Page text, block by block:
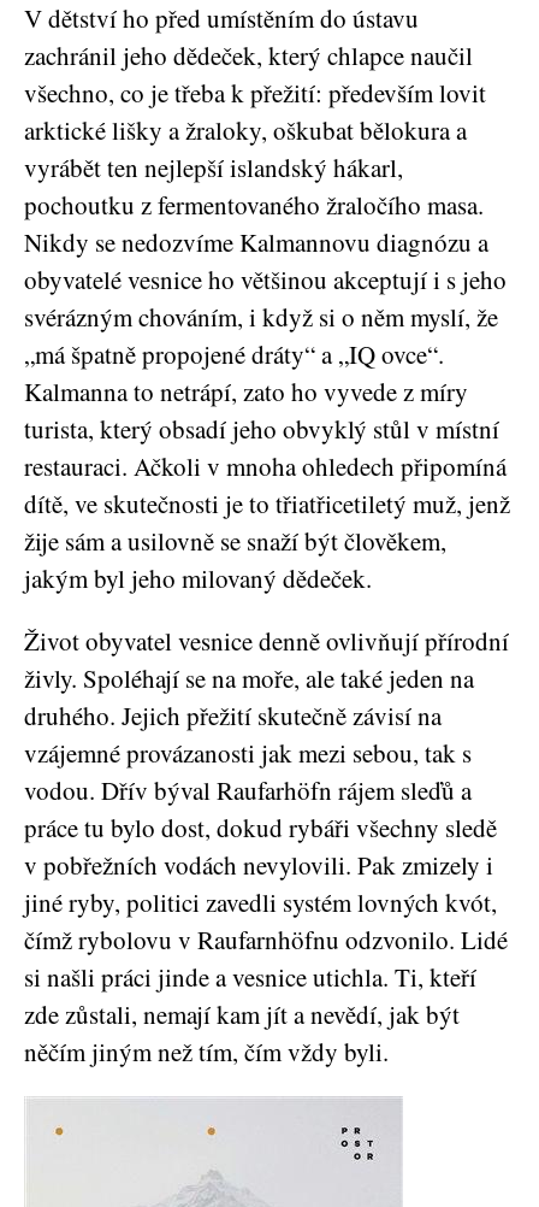
V dětství ho před umístěním do ústavu
zachránil jeho dědeček, který chlapce naučil
všechno, co je třeba k přežití: především lovit
arktické lišky a žraloky, oškubat bělokura a
vyrábět ten nejlepší islandský hákarl,
pochoutku z fermentovaného žraločího masa.
Nikdy se nedozvíme Kalmannovu diagnózu a
obyvatelé vesnice ho většinou akceptují i s jeho
svérázným chováním, i když si o něm myslí, že
„má špatně propojené dráty“ a „IQ ovce“.
Kalmanna to netrápí, zato ho vyvede z míry
turista, který obsadí jeho obvyklý stůl v místní
restauraci. Ačkoli v mnoha ohledech připomíná
dítě, ve skutečnosti je to třiatřicetiletý muž, jenž
žije sám a usilovně se snaží být člověkem,
jakým byl jeho milovaný dědeček.
Život obyvatel vesnice denně ovlivňují přírodní
živly. Spoléhají se na moře, ale také jeden na
druhého. Jejich přežití skutečně závisí na
vzájemné provázanosti jak mezi sebou, tak s
vodou. Dřív býval Raufarhöfn rájem sleďů a
práce tu bylo dost, dokud rybáři všechny sledě
v pobřežních vodách nevylovili. Pak zmizely i
jiné ryby, politici zavedli systém lovných kvót,
čímž rybolovu v Raufarnhöfnu odzvonilo. Lidé
si našli práci jinde a vesnice utichla. Ti, kteří
zde zůstali, nemají kam jít a nevědí, jak být
něčím jiným než tím, čím vždy byli.